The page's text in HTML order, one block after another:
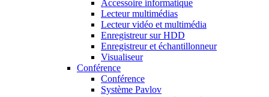
Accessoire informatique
Lecteur multimédias
Lecteur vidéo et multimédia
Enregistreur sur HDD
Enregistreur et échantillonneur
Visualiseur
Conférence
Conférence
Système Pavlov